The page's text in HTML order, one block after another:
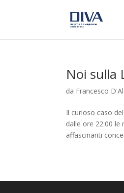
Noi sulla
da Francesco
Il curioso caso
dalle ore 22:00 le
affascinanti